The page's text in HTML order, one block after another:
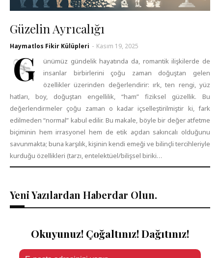
Güzelin Ayrıcalığı
Haymatlos Fikir Külüpleri - Kasım 19, 2025
G
ünümüz gündelik hayatında da, romantik ilişkilerde de
insanlar birbirlerini çoğu zaman doğuştan gelen
özellikler üzerinden değerlendirir: ırk, ten rengi, yüz
hatları, boy, doğuştan engellilik, “ham” fiziksel güzellik. Bu
değerlendirmeler çoğu zaman o kadar içselleştirilmiştir ki, fark
edilmeden “normal” kabul edilir. Bu makale, böyle bir değer atfetme
biçiminin hem irrasyonel hem de etik açıdan sakıncalı olduğunu
savunmakta; buna karşılık, kişinin kendi emeği ve bilinçli tercihleriyle
kurduğu özellikleri (tarzı, entelektüel/bilişsel biriki…
Yeni Yazılardan Haberdar Olun.
Okuyunuz! Çoğaltınız! Dağıtınız!